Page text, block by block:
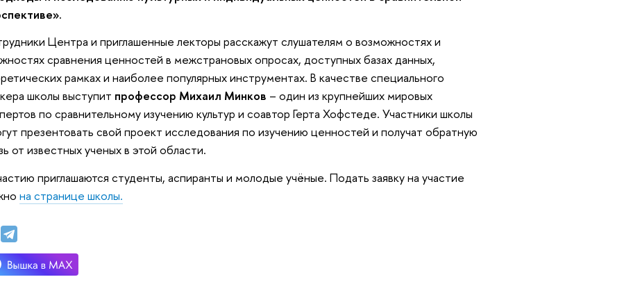
Центра и приглашенные лекторы расскажут слушателям о возможностях и
сравнения ценностей в межстрановых опросах, доступных базах данных,
рамках и наиболее популярных инструментах. В качестве специального
школы выступит профессор Михаил Минков – один из крупнейших мировых
по сравнительному изучению культур и соавтор Герта Хофстеде. Участники школы
презентовать свой проект исследования по изучению ценностей и получат обратную
от известных ученых в этой области.
приглашаются студенты, аспиранты и молодые учёные. Подать заявку на участие
на странице школы.